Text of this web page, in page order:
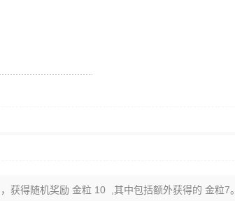
，获得随机奖励 金粒 10 ,其中包括额外获得的 金粒7。